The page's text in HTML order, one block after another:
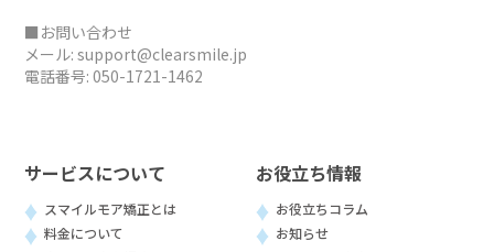
■お問い合わせ
メール: support@clearsmile.jp
電話番号: 050-1721-1462
サービスについて
スマイルモア矯正とは
料金について
お役立ち情報
お役立ちコラム
お知らせ